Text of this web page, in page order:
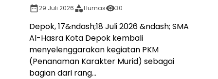
29 Juli 2026 Humas 30
Depok, 17&ndash;18 Juli 2026 &ndash; SMA
Al-Hasra Kota Depok kembali
menyelenggarakan kegiatan PKM
(Penanaman Karakter Murid) sebagai
bagian dari rang...